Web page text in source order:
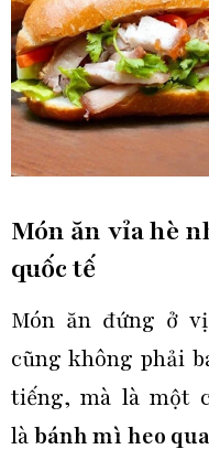
Món ăn vỉa hè
quốc tế
Món ăn đứng ở
cũng không phải
tiếng, mà là một
làbánh mì heo